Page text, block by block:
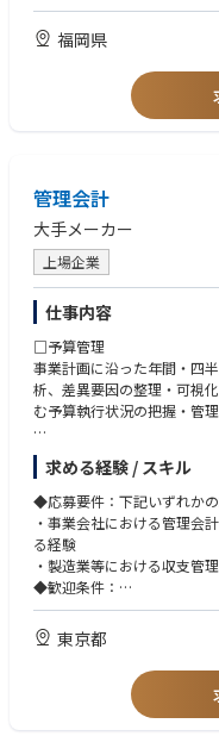
福岡県
管理会計
大手メーカー
上場企業
仕事内容
□予算管理
事業計画に沿った年間・四
析、差異要因の整理・可視
む予算執行状況の把握・管
□原価計算・コスト管理
適正なコスト管理を行い、
を行います。
□業績管理・KPI分析
売上・利益・生産性などの
ェクトの収益性分析、経営
□レポーティング・関係部門
月次を中心とした各種レポ
署と連携しながら、意思決
況に応じて、海外拠点との
求める経験 / スキル
◆応募要件：下記いずれか
・事業会社における管理会
る経験
・製造業等における収支管
◆歓迎条件：
・簿記や会計に関する資格
・業務構築、改善の経験
・海外拠点との連携業務、
東京都